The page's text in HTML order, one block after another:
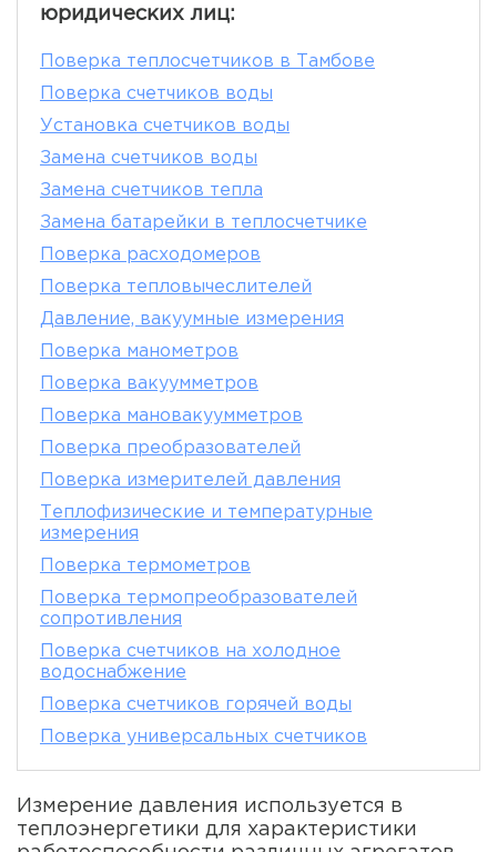
юридических лиц:
Поверка теплосчетчиков в Тамбове
Поверка счетчиков воды
Установка счетчиков воды
Замена счетчиков воды
Замена счетчиков тепла
Замена батарейки в теплосчетчике
Поверка расходомеров
Поверка тепловычеслителей
Давление, вакуумные измерения
Поверка манометров
Поверка вакуумметров
Поверка мановакуумметров
Поверка преобразователей
Поверка измерителей давления
Теплофизические и температурные
измерения
Поверка термометров
Поверка термопреобразователей
сопротивления
Поверка счетчиков на холодное
водоснабжение
Поверка счетчиков горячей воды
Поверка универсальных счетчиков
Измерение давления используется в
теплоэнергетики для характеристики